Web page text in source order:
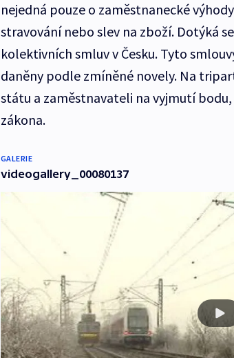
nejedná pouze o zaměstnanecké
stravování nebo slev na zboží. Dotýká
kolektivních smluv v Česku. Tyto
daněny podle zmíněné novely. Na
státu a zaměstnavateli na vyjmutí
zákona.
GALERIE
videogallery_00080137